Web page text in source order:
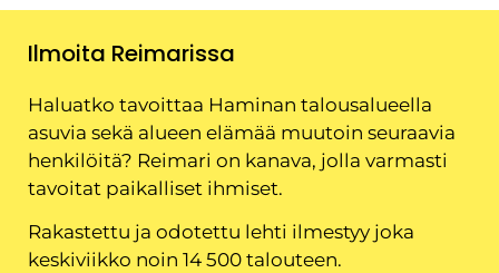
Ilmoita Reimarissa
Haluatko tavoittaa Haminan talousalueella
asuvia sekä alueen elämää muutoin seuraavia
henkilöitä? Reimari on kanava, jolla varmasti
tavoitat paikalliset ihmiset.
Rakastettu ja odotettu lehti ilmestyy joka
keskiviikko noin 14 500 talouteen.